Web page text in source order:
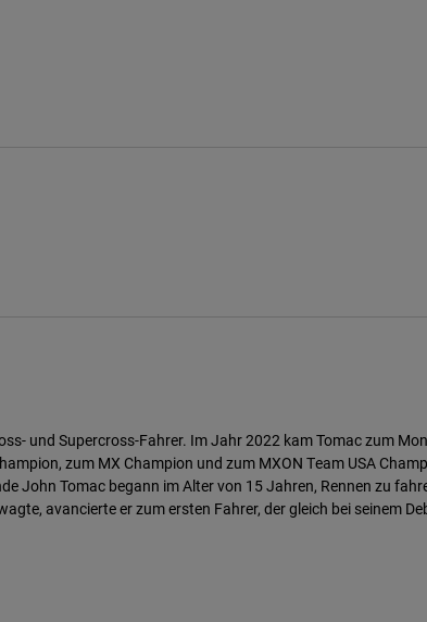
und Supercross-Fahrer. Im Jahr 2022 kam Tomac zum
zum MX Champion und zum MXON Team USA
John Tomac begann im Alter von 15 Jahren, Rennen zu
avancierte er zum ersten Fahrer, der gleich bei seinem